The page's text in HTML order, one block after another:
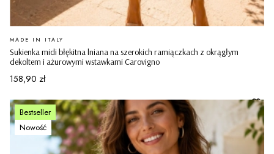
Sukienka midi błękitna lniana na szerokich ramiączkach z okrągłym
dekoltem i ażurowymi wstawkami Carovigno
PRODUCENT
MADE IN ITALY
Cena
158,90 zł
Bestseller
Nowość